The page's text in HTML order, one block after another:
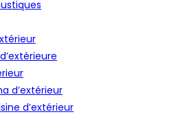
d’extérieur
d’extérieur